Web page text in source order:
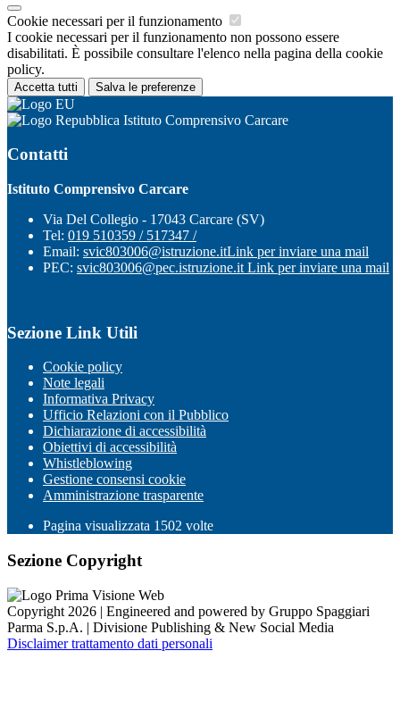
Cookie necessari per il funzionamento
I cookie necessari per il funzionamento non possono essere
disabilitati. È possibile consultare l'elenco nella pagina della cookie
policy.
Accetta tutti Salva le preferenze
Istituto Comprensivo Carcare
Contatti
Istituto Comprensivo Carcare
Via Del Collegio - 17043 Carcare (SV)
Tel: 019 510359 / 517347 /
Email: svic803006@istruzione.itLink per inviare una mail
PEC: svic803006@pec.istruzione.it Link per inviare una mail
Sezione Link Utili
Cookie policy
Note legali
Informativa Privacy
Ufficio Relazioni con il Pubblico
Dichiarazione di accessibilità
Obiettivi di accessibilità
Whistleblowing
Gestione consensi cookie
Amministrazione trasparente
Pagina visualizzata 1502 volte
Sezione Copyright
Copyright 2026 | Engineered and powered by Gruppo Spaggiari
Parma S.p.A. | Divisione Publishing & New Social Media
Disclaimer trattamento dati personali